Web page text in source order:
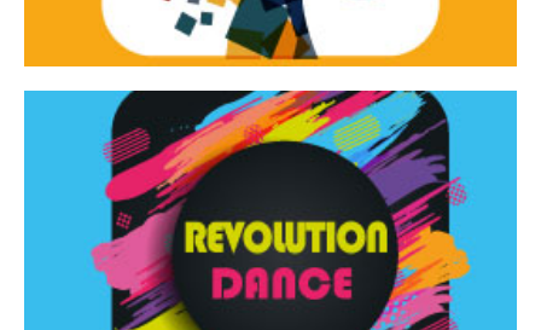
Revolution Dance
Rassegna di danza contemporanea – I Edizione